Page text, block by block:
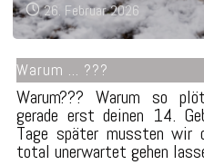
26. Februar 2026
Warum … ???
Warum??? Warum so
gerade erst deinen 14.
Tage später mussten wir
total unerwartet gehen